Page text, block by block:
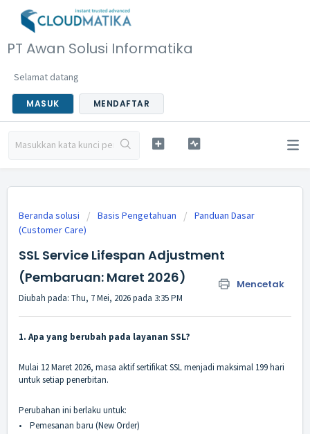
PT Awan Solusi Informatika
Selamat datang
MASUK MENDAFTAR
Beranda solusi Basis Pengetahuan
Panduan Dasar
(Customer Care)
SSL Service Lifespan Adjustment
(Pembaruan: Maret 2026)
Mencetak
Diubah pada: Thu, 7 Mei, 2026 pada 3:35 PM
1. Apa yang berubah pada layanan SSL?
Mulai 12 Maret 2026, masa aktif sertifikat SSL menjadi maksimal 199 hari
untuk setiap penerbitan.
Perubahan ini berlaku untuk:
•
Pemesanan baru (New Order)